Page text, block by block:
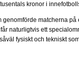
kronor i
matcherna
naturligtvis ett
fysiskt och tekniskt